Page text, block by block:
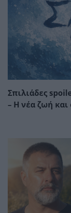
Σπιλιάδες
– Η νέα ζωή και